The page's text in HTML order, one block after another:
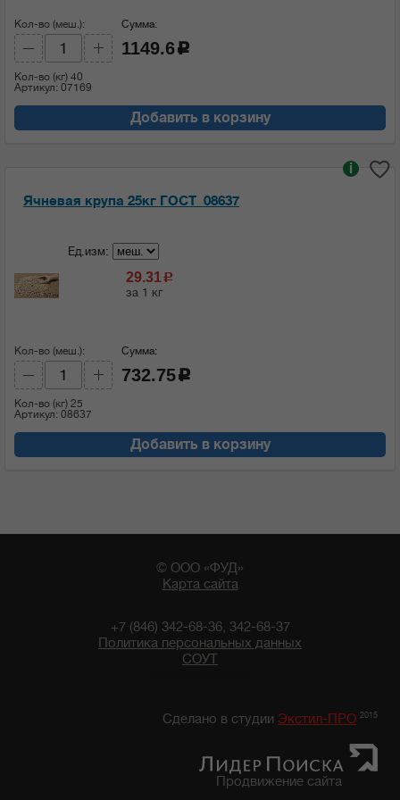
Кол-во (меш.):
Кол-во (кг) 40
Артикул: 07169
Сумма:
1149.6 c
Добавить в корзину
Ячневая крупа 25кг ГОСТ_08637
i
Ед.изм:
29.31c
за 1 кг
Кол-во (меш.):
Кол-во (кг) 25
Артикул: 08637
Сумма:
732.75 c
Добавить в корзину
© ООО «ФУД»
Карта сайта
+7 (846) 342-68-36, 342-68-37
Политика персональных данных
СОУТ
Сделано в студии Экстил-ПРО 2015
Продвижение сайта